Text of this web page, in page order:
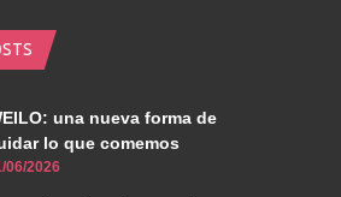
una nueva forma de
lo que comemos
06/2026